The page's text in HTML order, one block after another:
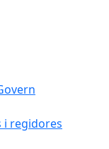
regidores